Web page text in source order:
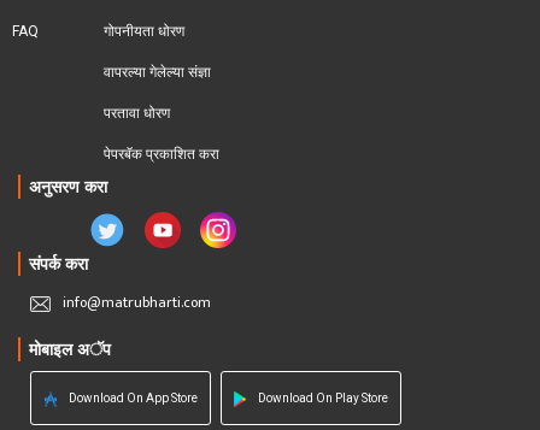
FAQ गोपनीयता धोरण
वापरल्या गेलेल्या संज्ञा
परतावा धोरण
पेपरबॅक प्रकाशित करा
अनुसरण करा
संपर्क करा
info@matrubharti.com
मोबाइल अॅप
Download On App Store Download On Play Store